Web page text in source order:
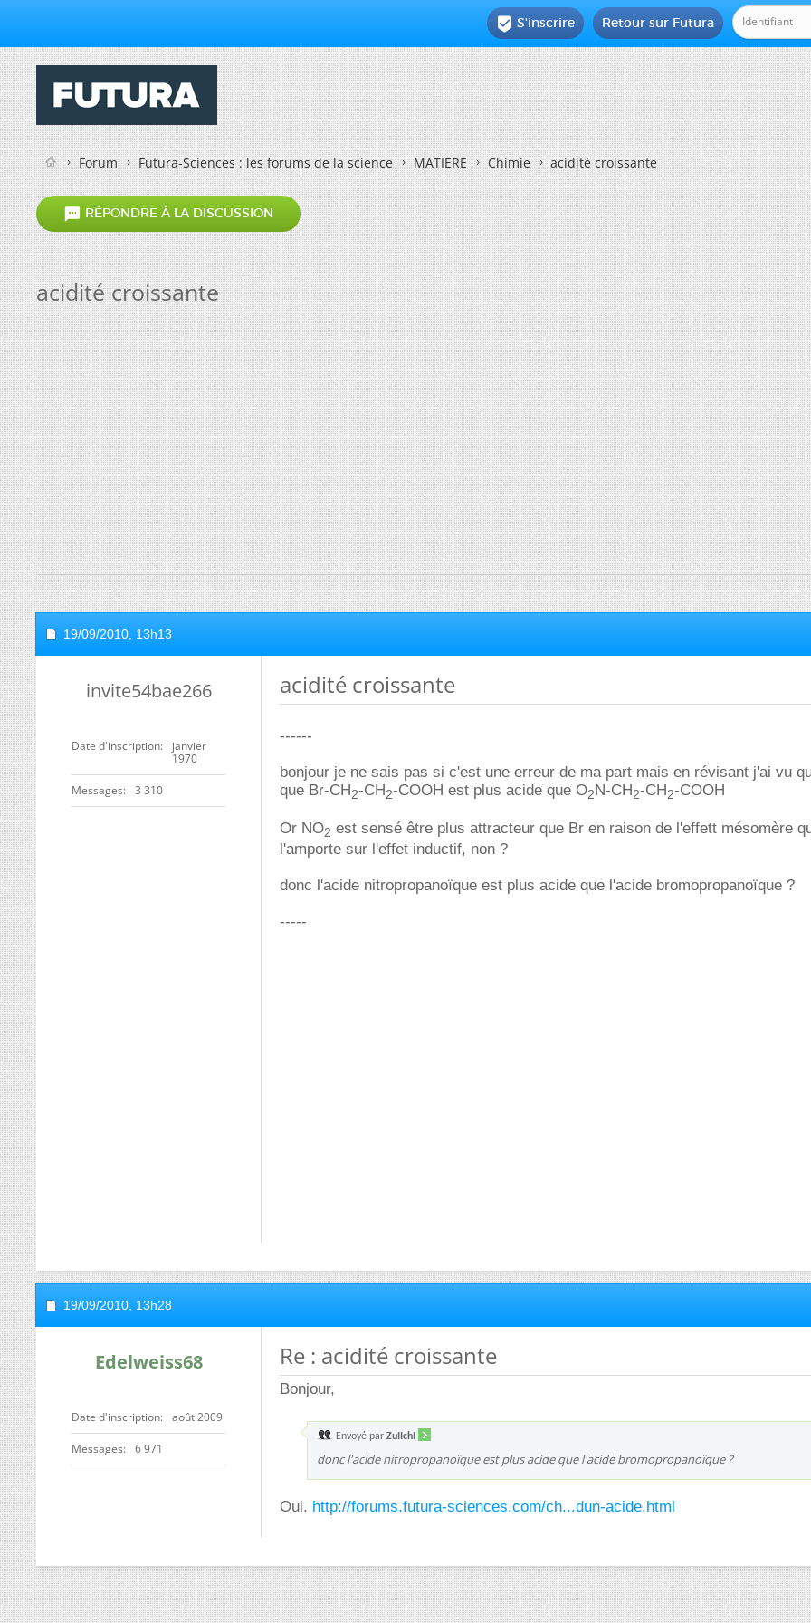
Retour sur Futura
 S'inscrire
Forum Futura-Sciences : les forums de la science MATIERE Chimie acidité croissante
 RÉPONDRE À LA DISCUSSION
acidité croissante
19/09/2010, 13h13
invite54bae266
Date d'inscription
janvier
1970
Messages 3 310
acidité croissante
------
bonjour je ne sais pas si c'est une erreur de ma part mais en révisant j'ai vu
que Br-CH2-CH2-COOH est plus acide que O2N-CH2-CH2-COOH
Or NO2 est sensé être plus attracteur que Br en raison de l'effett mésomère
l'amporte sur l'effet inductif, non ?
donc l'acide nitropropanoïque est plus acide que l'acide bromopropanoïque ?
-----
19/09/2010, 13h28
Edelweiss68
Date d'inscription août 2009
Messages 6 971
Re : acidité croissante
Bonjour,
Envoyé par ZuIIchI
donc l'acide nitropropanoïque est plus acide que l'acide bromopropanoïque ?
Oui. http://forums.futura-sciences.com/ch...dun-acide.html